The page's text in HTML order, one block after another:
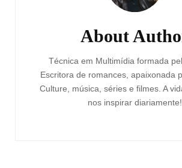
About
Técnica em Multimídia formada
Escritora de romances, apaixonada
Culture, música, séries e filmes. A
nos inspirar diariamente!